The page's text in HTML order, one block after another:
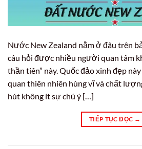
Nước New Zealand nằm ở đâu trên
câu hỏi được nhiều người quan tâm
thần tiên” này. Quốc đảo xinh đẹp
quan thiên nhiên hùng vĩ và chất
hút không ít sự chú ý […]
TIẾP TỤC ĐỌC →